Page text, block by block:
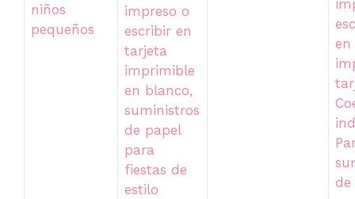
niños
pequeños
impreso o
escribir en
tarjeta
imprimible
en blanco,
suministros
de papel
para
fiestas de
estilo
en
de